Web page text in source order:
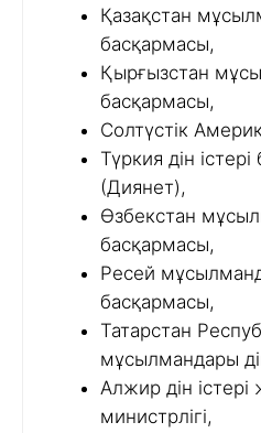
Қазақстан
басқармасы,
Қырғызстан
басқармасы,
Солтүстік
Түркия дін
(Диянет),
Өзбекстан
басқармасы,
Ресей
басқармасы,
Татарстан
мұсылмандары
Алжир дін
министрлігі,